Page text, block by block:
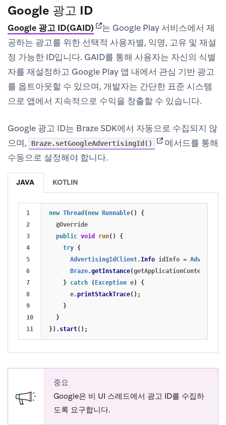
Google 광고 ID
Google 광고 ID(GAID) (opens in new tab)
는 Google Play 서비스에서 제
공하는 광고를 위한 선택적 사용자별, 익명, 고유 및 재설
정 가능한 ID입니다. GAID를 통해 사용자는 자신의 식별
자를 재설정하고 Google Play 앱 내에서 관심 기반 광고
를 옵트아웃할 수 있으며, 개발자는 간단한 표준 시스템
으로 앱에서 지속적으로 수익을 창출할 수 있습니다.
Google 광고 ID는 Braze SDK에서 자동으로 수집되지 않
으며,
Braze.setGoogleAdvertisingId() (opens in new tab)
메서드를 통해
수동으로 설정해야 합니다.
JAVA KOTLIN
1
2
3
4
5
6
7
8
9
10
new Thread (new Runnable()
{
@Override
public void run()
{
try {
AdvertisingIdClient. Info idInfo =
Braze.getInstance(getApplicationContext
} catch (Exception e)
{
e.printStackTrace();
}
}
}). start();
중요
Google은 비 UI 스레드에서 광고 ID를 수집하
도록 요구합니다.